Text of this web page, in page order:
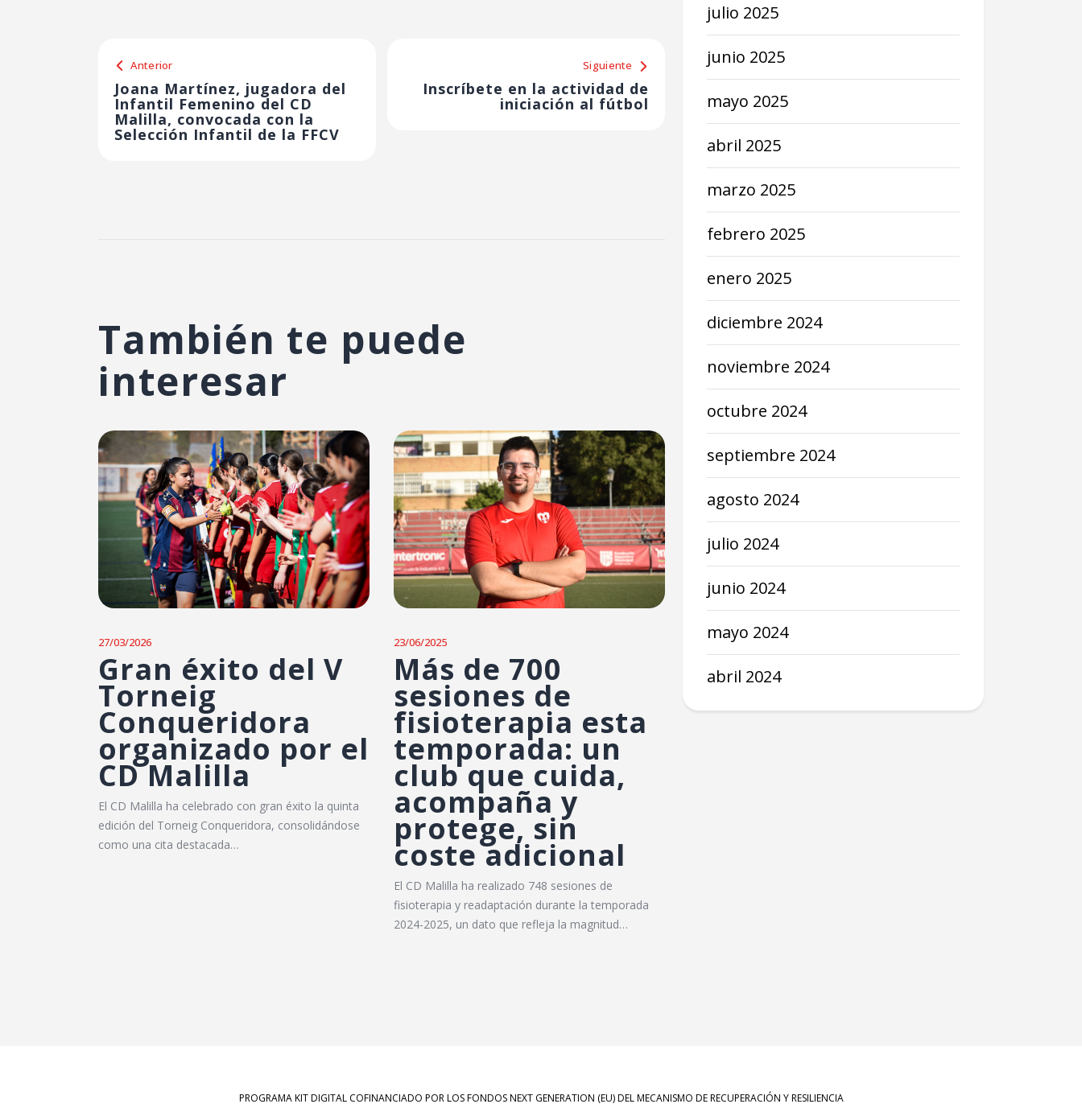
Anterior
Joana Martínez, jugadora del
Infantil Femenino del CD
Malilla, convocada con la
Selección Infantil de la FFCV
Siguiente
Inscríbete en la actividad de
iniciación al fútbol
También te puede
interesar
27/03/2026
Gran éxito del V
Torneig
Conqueridora
organizado por el
CD Malilla
El CD Malilla ha celebrado con gran éxito la quinta
edición del Torneig Conqueridora, consolidándose
como una cita destacada…
23/06/2025
Más de 700
sesiones de
fisioterapia esta
temporada: un
club que cuida,
acompaña y
protege, sin
coste adicional
El CD Malilla ha realizado 748 sesiones de
fisioterapia y readaptación durante la temporada
2024-2025, un dato que refleja la magnitud…
julio 2025
junio 2025
mayo 2025
abril 2025
marzo 2025
febrero 2025
enero 2025
diciembre 2024
noviembre 2024
octubre 2024
septiembre 2024
agosto 2024
julio 2024
junio 2024
mayo 2024
abril 2024
PROGRAMA KIT DIGITAL COFINANCIADO POR LOS FONDOS NEXT GENERATION (EU) DEL MECANISMO DE RECUPERACIÓN Y RESILIENCIA